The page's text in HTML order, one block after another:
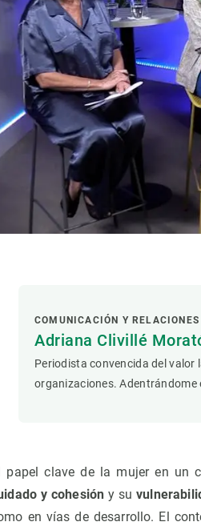
COMUNICACIÓN Y
Adriana Clivillé
Periodista convencida del
organizaciones. Adentrándome
papel clave de la mujer en un
y cohesión y su
en vías de desarrollo. El